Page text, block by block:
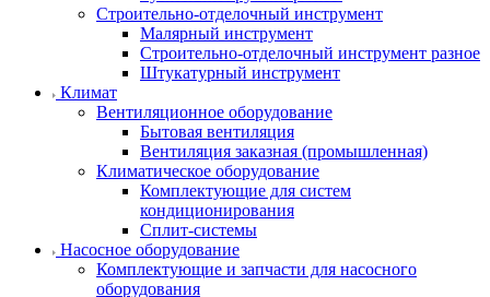
Строительно-отделочный инструмент
Малярный инструмент
Строительно-отделочный инструмент разное
Штукатурный инструмент
Климат
Вентиляционное оборудование
Бытовая вентиляция
Вентиляция заказная (промышленная)
Климатическое оборудование
Комплектующие для систем
кондиционирования
Сплит-системы
Насосное оборудование
Комплектующие и запчасти для насосного
оборудования